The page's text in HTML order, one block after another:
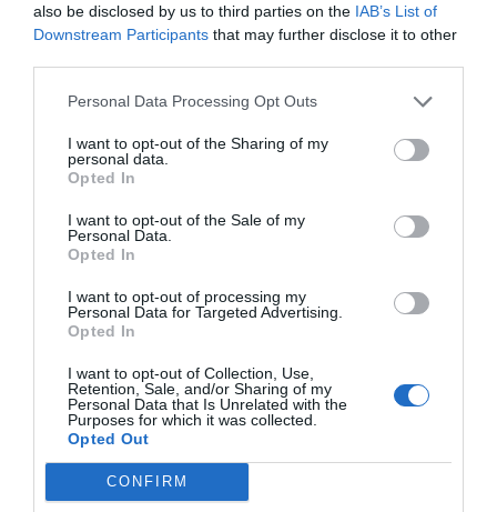
also be disclosed by us to third parties on the IAB’s List of
Downstream Participants that may further disclose it to other
Personal Data Processing Opt Outs
I want to opt-out of the Sharing of my
personal data.
Opted In
I want to opt-out of the Sale of my
Personal Data.
Opted In
I want to opt-out of processing my
Personal Data for Targeted Advertising.
Opted In
I want to opt-out of Collection, Use,
Retention, Sale, and/or Sharing of my
Personal Data that Is Unrelated with the
Purposes for which it was collected.
Opted Out
CONFIRM